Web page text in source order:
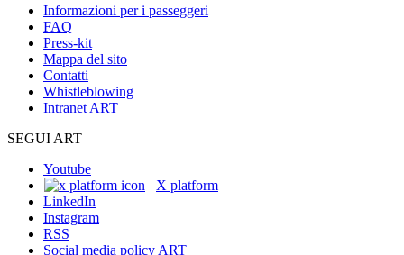
Informazioni per i passeggeri
FAQ
Press-kit
Mappa del sito
Contatti
Whistleblowing
Intranet ART
SEGUI ART
Youtube
X platform
LinkedIn
Instagram
RSS
Social media policy ART